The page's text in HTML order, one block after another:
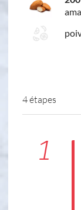
4 étapes
1